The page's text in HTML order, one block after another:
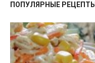
ПОПУЛЯРНЫЕ РЕЦЕПТЫ